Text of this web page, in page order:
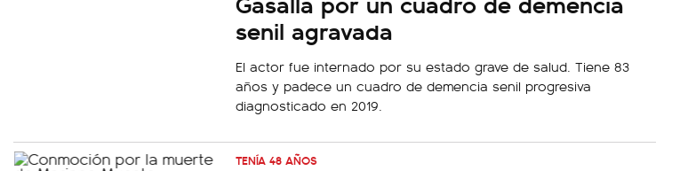
senil agravada
El actor fue internado por su estado grave de salud. Tiene 83
años y padece un cuadro de demencia senil progresiva
diagnosticado en 2019.
TENÍA 48 AÑOS